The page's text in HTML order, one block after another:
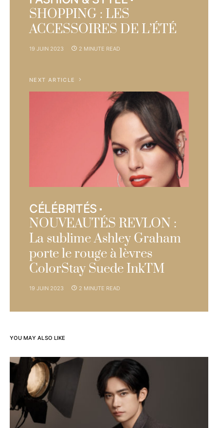
SHOPPING : LES
ACCESSOIRES DE L’ÉTÉ
19 JUIN 2023 2 MINUTE READ
NEXT ARTICLE
CÉLÉBRITÉS
NOUVEAUTÉS REVLON :
La sublime Ashley Graham
porte le rouge à lèvres
ColorStay Suede InkTM
19 JUIN 2023 2 MINUTE READ
YOU MAY ALSO LIKE